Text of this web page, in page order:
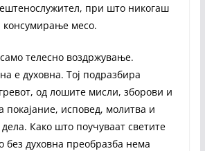
при што никогаш
консумирање месо.
телесно воздржување.
е духовна. Тој подразбира
од лошите мисли, зборови и
покајание, исповед, молитва и
Како што поучуваат светите
без духовна преобразба нема